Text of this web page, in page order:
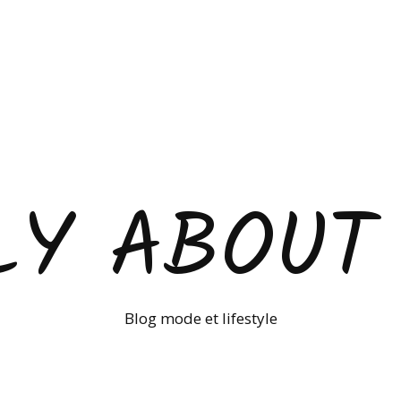
Blog mode et lifestyle